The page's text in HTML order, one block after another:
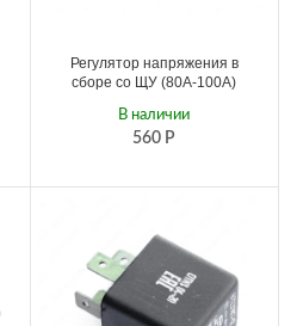
Регулятор напряжения в
сборе со ЩУ (80А-100А)
560 Р
В наличии